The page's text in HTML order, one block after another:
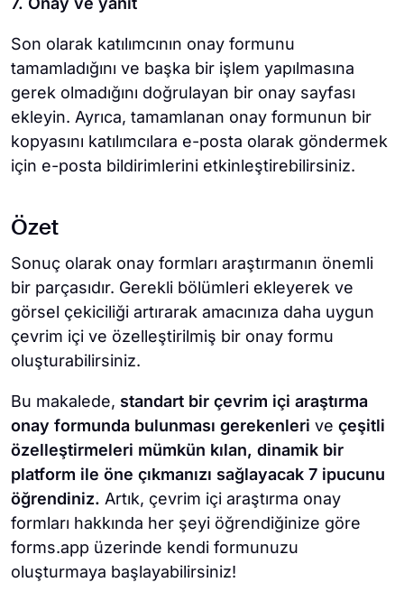
Son olarak katılımcının onay formunu
tamamladığını ve başka bir işlem yapılmasına
gerek olmadığını doğrulayan bir onay sayfası
ekleyin. Ayrıca, tamamlanan onay formunun bir
kopyasını katılımcılara e-posta olarak göndermek
için e-posta bildirimlerini etkinleştirebilirsiniz.
Özet
Sonuç olarak onay formları araştırmanın önemli
bir parçasıdır. Gerekli bölümleri ekleyerek ve
görsel çekiciliği artırarak amacınıza daha uygun
çevrim içi ve özelleştirilmiş bir onay formu
oluşturabilirsiniz.
Bu makalede, standart bir çevrim içi araştırma
onay formunda bulunması gerekenleri ve çeşitli
özelleştirmeleri mümkün kılan, dinamik bir
platform ile öne çıkmanızı sağlayacak 7 ipucunu
öğrendiniz. Artık, çevrim içi araştırma onay
formları hakkında her şeyi öğrendiğinize göre
forms.app üzerinde kendi formunuzu
oluşturmaya başlayabilirsiniz!